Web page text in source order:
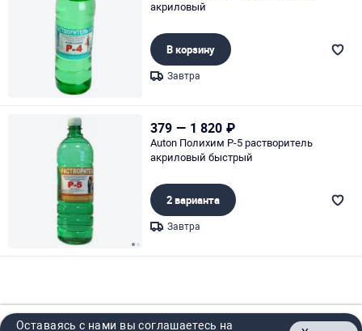
акриловый
В корзину
Завтра
379 — 1 820 ₽
Auton Полихим Р-5 растворитель
акриловый быстрый
2 варианта
Завтра
Оставаясь с нами вы соглашаетесь на